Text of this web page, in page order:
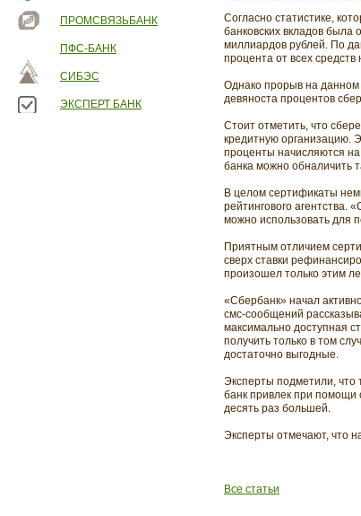
ПРОМСВЯЗЬБАНК
ПФС-БАНК
СИБЭС
ЭКСПЕРТ БАНК
Согласно статистике,
банковских вкладов
миллиардов рублей. По
процента от всех
Однако прорыв на данном
девяноста процентов
Стоит отметить, что
кредитную организацию.
проценты начисляются
банка можно обналичить
В целом сертификаты
рейтингового
можно использовать для
Приятным отличием
сверх ставки
произошел только этим
«Сбербанк» начал
смс-сообщений
максимально доступная
получить только в том
достаточно выгодные.
Эксперты подметили, что
банк привлек при помощи
десять раз большей.
Эксперты отмечают, что
Все статьи